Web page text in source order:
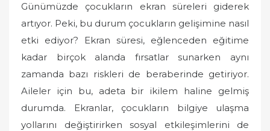
Günümüzde çocukların ekran süreleri giderek
artıyor. Peki, bu durum çocukların gelişimine nasıl
etki ediyor? Ekran süresi, eğlenceden eğitime
kadar birçok alanda fırsatlar sunarken aynı
zamanda bazı riskleri de beraberinde getiriyor.
Aileler için bu, adeta bir ikilem haline gelmiş
durumda. Ekranlar, çocukların bilgiye ulaşma
yollarını değiştirirken sosyal etkileşimlerini de